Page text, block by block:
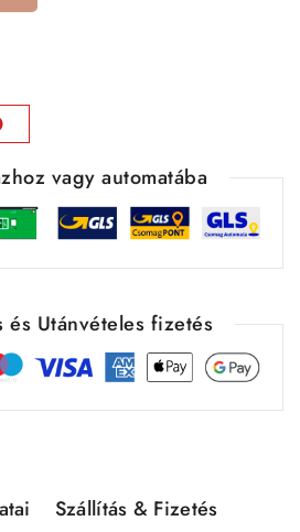
vagy automatába
és Utánvételes fizetés
Szállítás & Fizetés